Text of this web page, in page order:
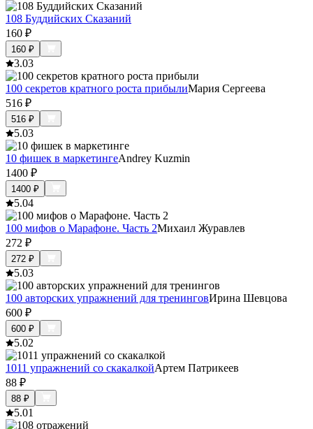
108 Буддийских Сказаний
160 ₽
160 ₽
3.03
100 секретов кратного роста прибылиМария Сергеева
516 ₽
516 ₽
5.03
10 фишек в маркетингеAndrey Kuzmin
1400 ₽
1400 ₽
5.04
100 мифов о Марафоне. Часть 2Михаил Журавлев
272 ₽
272 ₽
5.03
100 авторских упражнений для тренинговИрина Шевцова
600 ₽
600 ₽
5.02
1011 упражнений со скакалкойАртем Патрикеев
88 ₽
88 ₽
5.01